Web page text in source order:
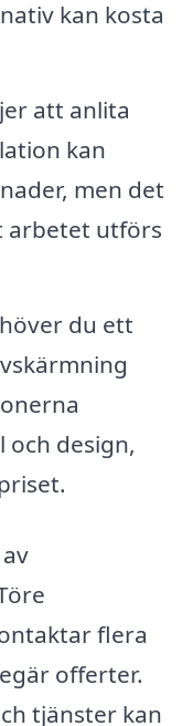
kan kosta
att anlita
kan
men det
arbetet utförs
du ett
och design,
flera
offerter.
tjänster kan